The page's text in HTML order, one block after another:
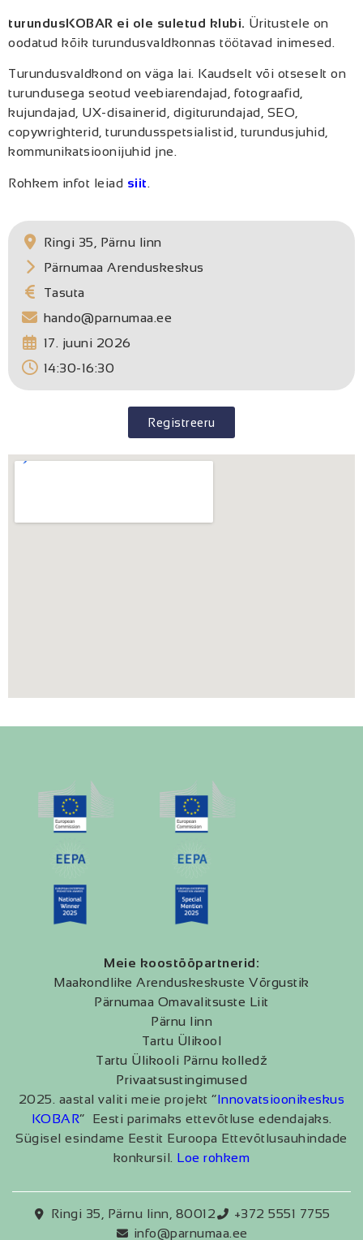
turundusKOBAR ei ole suletud klubi. Üritustele on
oodatud kõik turundusvaldkonnas töötavad inimesed.
Turundusvaldkond on väga lai. Kaudselt või otseselt on
turundusega seotud veebiarendajad, fotograafid,
kujundajad, UX-disainerid, digiturundajad, SEO,
copywrighterid, turundusspetsialistid, turundusjuhid,
kommunikatsioonijuhid jne.
Rohkem infot leiad siit.
Ringi 35, Pärnu linn
Pärnumaa Arenduskeskus
Tasuta
hando@parnumaa.ee
17. juuni 2026
14:30-16:30
Registreeru
Meie koostööpartnerid:
Maakondlike Arenduskeskuste Võrgustik
Pärnumaa Omavalitsuste Liit
Pärnu linn
Tartu Ülikool
Tartu Ülikooli Pärnu kolledž
Privaatsustingimused
2025. aastal valiti meie projekt “Innovatsioonikeskus
KOBAR” Eesti parimaks ettevõtluse edendajaks.
Sügisel esindame Eestit Euroopa Ettevõtlusauhindade
konkursil. Loe rohkem
Ringi 35, Pärnu linn, 80012
+372 5551 7755
info@parnumaa.ee